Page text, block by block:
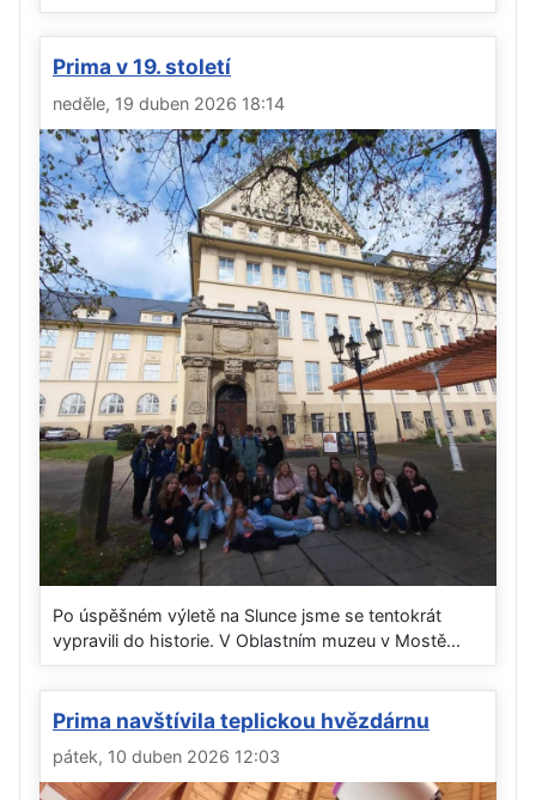
Prima v 19. století
neděle, 19 duben 2026 18:14
Po úspěšném výletě na Slunce jsme se tentokrát
vypravili do historie. V Oblastním muzeu v Mostě...
Prima navštívila teplickou hvězdárnu
pátek, 10 duben 2026 12:03